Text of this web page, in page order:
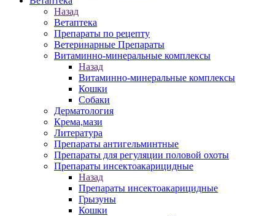
Назад
Ветаптека
Препараты по рецепту
Ветеринарные Препараты
Витаминно-минеральные комплексы
Назад
Витаминно-минеральные комплексы
Кошки
Собаки
Дерматология
Крема,мази
Литература
Препараты антигельминтные
Препараты для регуляции половой охоты
Препараты инсектоакарицидные
Назад
Препараты инсектоакарицидные
Грызуны
Кошки